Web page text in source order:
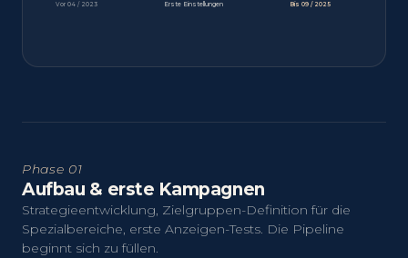
Vor 04 / 2023 Erste Einstellungen Bis 09 / 2025
Phase 01
Aufbau & erste Kampagnen
Strategieentwicklung, Zielgruppen-Definition für die
Spezialbereiche, erste Anzeigen-Tests. Die Pipeline
beginnt sich zu füllen.